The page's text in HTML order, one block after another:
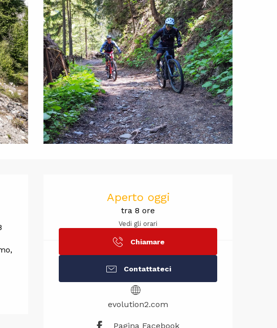
Orari e
Aperto oggi
tra 8 ore
Vedi gli orari
Chiamare
Contattateci
evolution2.com
Pagina Facebook